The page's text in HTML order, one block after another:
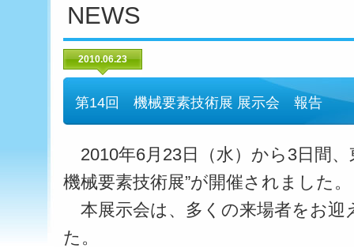
NEWS
2010.06.23
第14回 機械要素技術展 展示会 報告
2010年6月23日（水）から3日間
機械要素技術展”が開催されました。
本展示会は、多くの来場者をお迎
た。